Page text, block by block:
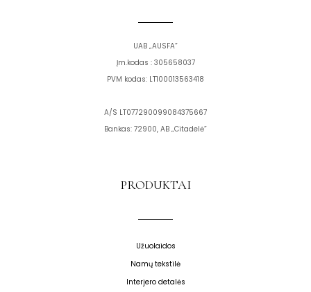
UAB „AUSFA”
Įm.kodas : 305658037
PVM kodas: LT100013563418
A/S LT077290099084375667
Bankas: 72900, AB „Citadelė”
PRODUKTAI
Užuolaidos
Namų tekstilė
Interjero detalės